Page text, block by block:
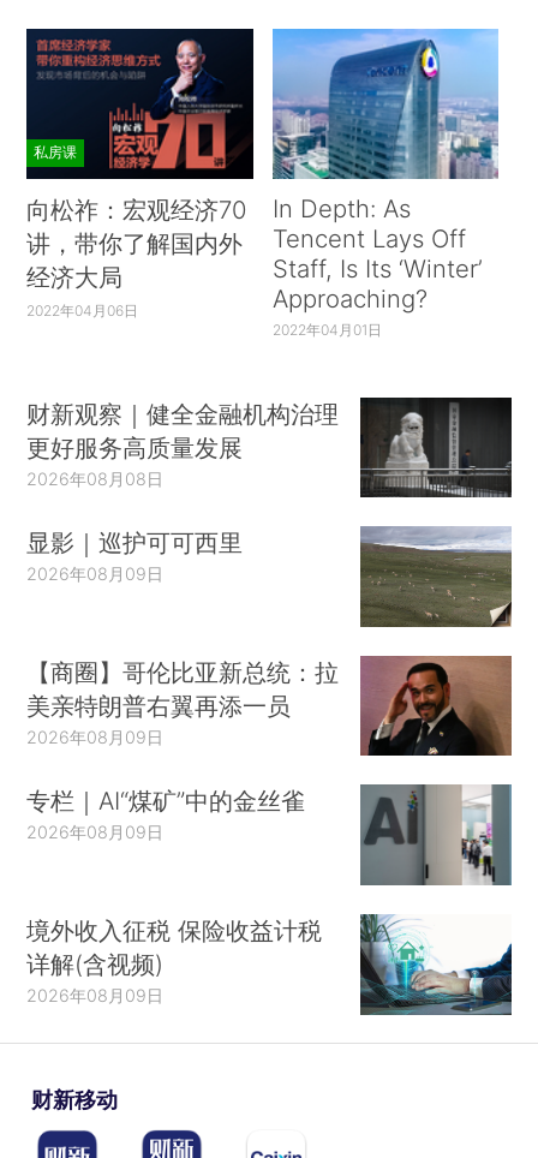
私房课
向松祚：宏观经济70
讲，带你了解国内外
经济大局
2022年04月06日
In Depth: As
Tencent Lays Off
Staff, Is Its ‘Winter’
Approaching?
2022年04月01日
财新观察｜健全金融机构治理
更好服务高质量发展
2026年08月08日
显影｜巡护可可西里
2026年08月09日
【商圈】哥伦比亚新总统：拉
美亲特朗普右翼再添一员
2026年08月09日
专栏｜AI“煤矿”中的金丝雀
2026年08月09日
境外收入征税 保险收益计税
详解(含视频)
2026年08月09日
财新移动